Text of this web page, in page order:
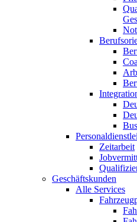
Zeitarbeit
Geschäftskunden
Alle Services